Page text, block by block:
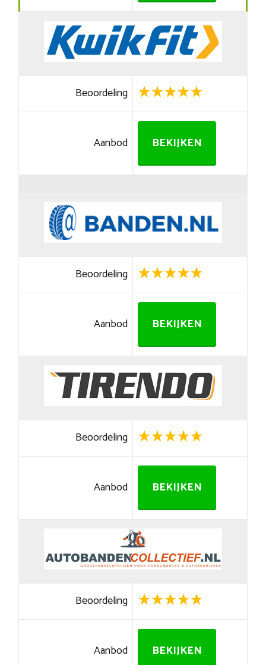
Beoordeling
Aanbod BEKIJKEN
Beoordeling
Aanbod BEKIJKEN
Beoordeling
Aanbod BEKIJKEN
Beoordeling
Aanbod BEKIJKEN